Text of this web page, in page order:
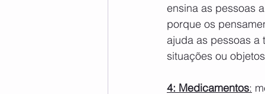
ensina as pessoas
porque os
ajuda as pessoas a
situações ou
4: Medicamentos: